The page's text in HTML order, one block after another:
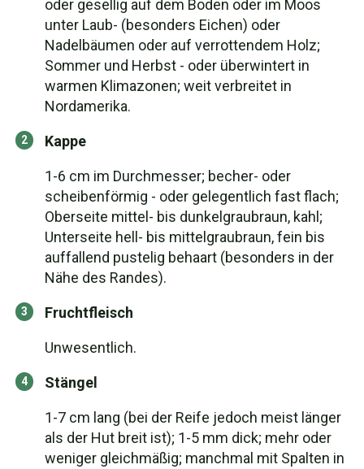
oder gesellig auf dem Boden oder im Moos
unter Laub- (besonders Eichen) oder
Nadelbäumen oder auf verrottendem Holz;
Sommer und Herbst - oder überwintert in
warmen Klimazonen; weit verbreitet in
Nordamerika.
Kappe
1-6 cm im Durchmesser; becher- oder
scheibenförmig - oder gelegentlich fast flach;
Oberseite mittel- bis dunkelgraubraun, kahl;
Unterseite hell- bis mittelgraubraun, fein bis
auffallend pustelig behaart (besonders in der
Nähe des Randes).
Fruchtfleisch
Unwesentlich.
Stängel
1-7 cm lang (bei der Reife jedoch meist länger
als der Hut breit ist); 1-5 mm dick; mehr oder
weniger gleichmäßig; manchmal mit Spalten in